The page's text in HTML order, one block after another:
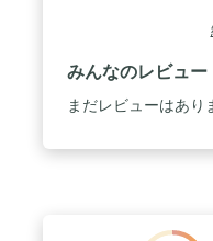
みんなのレビュー
まだレビューはあり